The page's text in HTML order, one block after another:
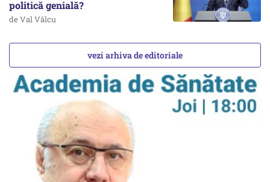
politică genială?
de Val Vâlcu
vezi arhiva de editoriale